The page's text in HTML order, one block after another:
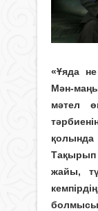
«Ұяда
Мән-
мәтел
Тақырып
жайы,